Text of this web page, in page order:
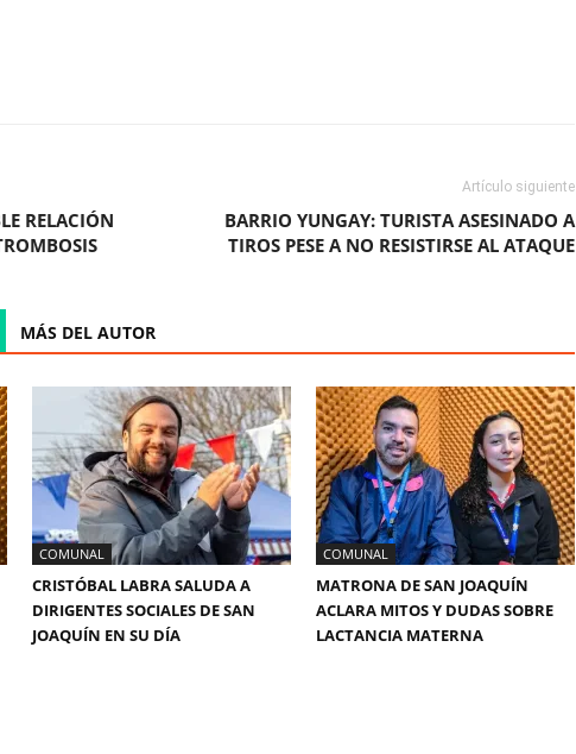
RELACIÓN
Artículo siguiente
BARRIO YUNGAY: TURISTA ASESINADO A
TIROS PESE A NO RESISTIRSE AL ATAQUE
MÁS DEL AUTOR
COMUNAL
CRISTÓBAL LABRA SALUDA A
DIRIGENTES SOCIALES DE SAN
JOAQUÍN EN SU DÍA
COMUNAL
MATRONA DE SAN JOAQUÍN
ACLARA MITOS Y DUDAS SOBRE
LACTANCIA MATERNA